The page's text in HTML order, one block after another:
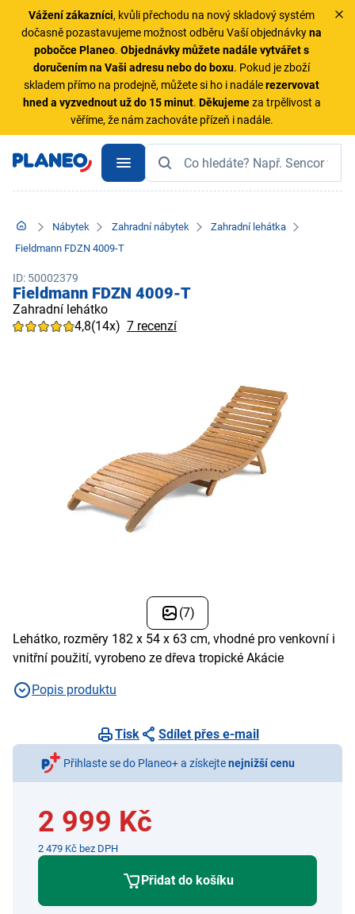
Vážení zákazníci, kvůli přechodu na nový skladový systém
dočasně pozastavujeme možnost odběru Vaší objednávkyna
pobočce Planeo.Objednávky můžete nadále vytvářet s
doručením na Vaši adresu nebo do boxu. Pokud je zboží
skladem přímo na prodejně, můžete si ho i nadálerezervovat
hned a vyzvednout už do 15 minut. Děkujemeza trpělivost a
věříme, že nám zachováte přízeň i nadále.
Nábytek Zahradní nábytek
Zahradní lehátka
Fieldmann FDZN 4009-T
ID: 50002379
Fieldmann FDZN 4009-T
Zahradní lehátko
4,8(14x) 7 recenzí
(7)
Lehátko, rozměry 182 x 54 x 63 cm, vhodné pro venkovní i
vnitřní použití, vyrobeno ze dřeva tropické Akácie
Popis produktu
Tisk Sdílet přes e-mail
Přihlaste se do Planeo+ a získejtenejnižší cenu
2 999 Kč
2 479 Kč bez DPH
Přidat do košíku